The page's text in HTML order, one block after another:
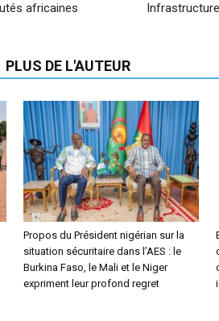
africaines
PLUS DE L'AUTEUR
Propos du Président nigérian sur la
situation sécuritaire dans l’AES : le
Burkina Faso, le Mali et le Niger
expriment leur profond regret